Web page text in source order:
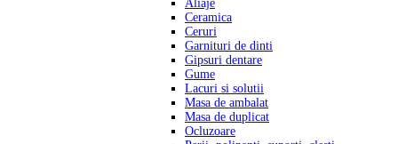
Aliaje
Ceramica
Ceruri
Garnituri de dinti
Gipsuri dentare
Gume
Lacuri si solutii
Masa de ambalat
Masa de duplicat
Ocluzoare